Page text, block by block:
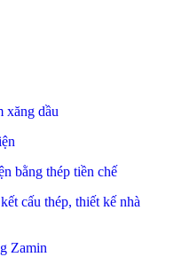
xăng dầu
bằng thép tiền chế
Zamin